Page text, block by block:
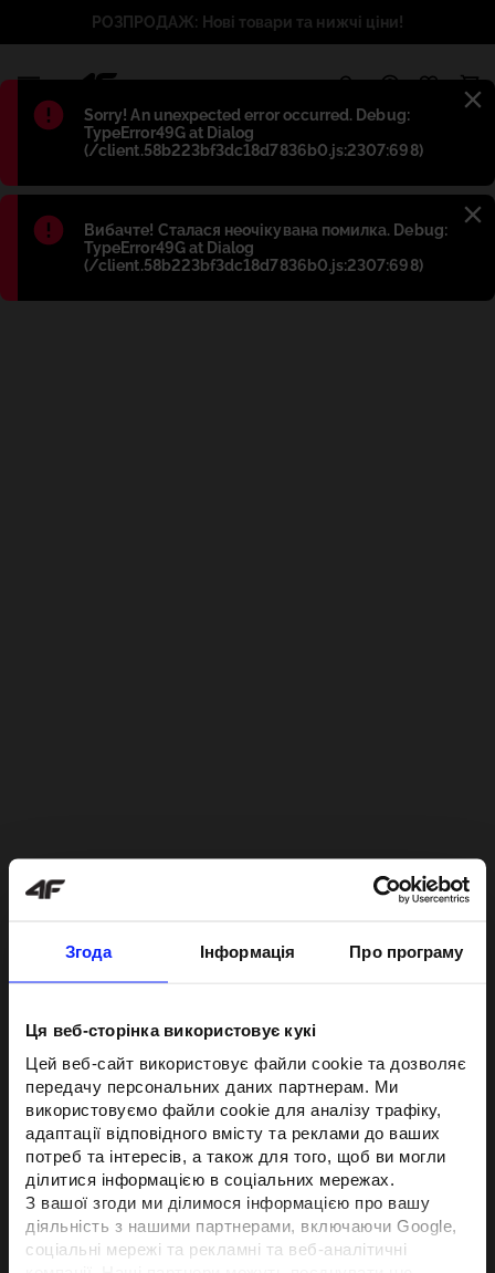
Згода Інформація Про програму
Ця веб-сторінка використовує кукі
Цей веб-сайт використовує файли cookie та дозволяє
передачу персональних даних партнерам. Ми
використовуємо файли cookie для аналізу трафіку,
адаптації відповідного вмісту та реклами до ваших
потреб та інтересів, а також для того, щоб ви могли
ділитися інформацією в соціальних мережах.
З вашої згоди ми ділимося інформацією про вашу
діяльність з нашими партнерами, включаючи Google,
соціальні мережі та рекламні та веб-аналітичні
Błąd:
Sorry! An unexpected error occurred. Debug:
TypeError49G at Dialog
(/client.58b223bf3dc18d7836b0.js:2307:698)
Błąd:
Вибачте! Сталася неочікувана помилка. Debug:
TypeError49G at Dialog
(/client.58b223bf3dc18d7836b0.js:2307:698)
РОЗПРОДАЖ: Нові товари та нижчі ціни!